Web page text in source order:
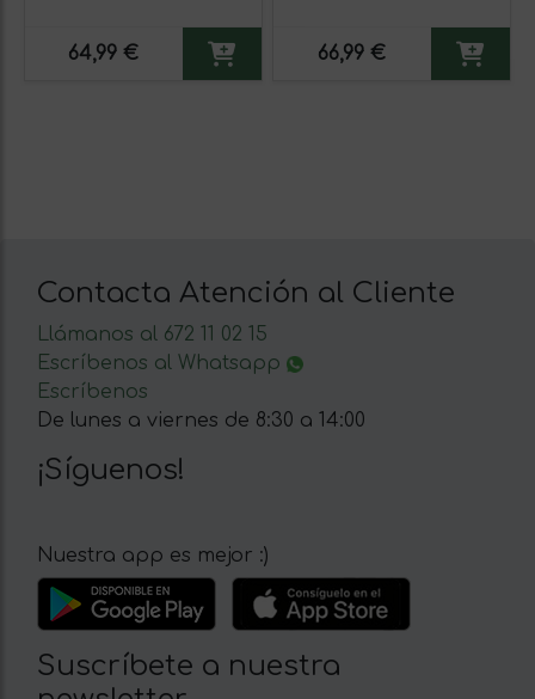
64,99 € 66,99 €
Contacta Atención al Cliente
Llámanos al 672 11 02 15
Escríbenos al Whatsapp
Escríbenos
De lunes a viernes de 8:30 a 14:00
¡Síguenos!
Nuestra app es mejor :)
Suscríbete a nuestra